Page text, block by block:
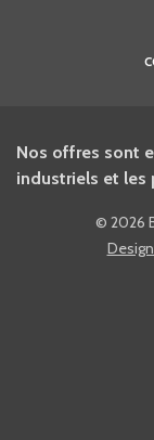
Nos offres sont
industriels et les
© 2026